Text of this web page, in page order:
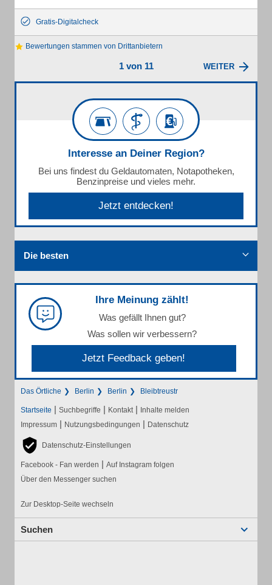
Gratis-Digitalcheck
Bewertungen stammen von Drittanbietern
1 von 11 WEITER
Interesse an Deiner Region?
Bei uns findest du Geldautomaten, Notapotheken,
Benzinpreise und vieles mehr.
Jetzt entdecken!
Die besten
Ihre Meinung zählt!
Was gefällt Ihnen gut?
Was sollen wir verbessern?
Jetzt Feedback geben!
Das Örtliche Berlin Berlin Bleibtreustr
Startseite | Suchbegriffe | Kontakt | Inhalte melden
Impressum | Nutzungsbedingungen | Datenschutz
Datenschutz-Einstellungen
Facebook - Fan werden | Auf Instagram folgen
Über den Messenger suchen
Zur Desktop-Seite wechseln
Suchen